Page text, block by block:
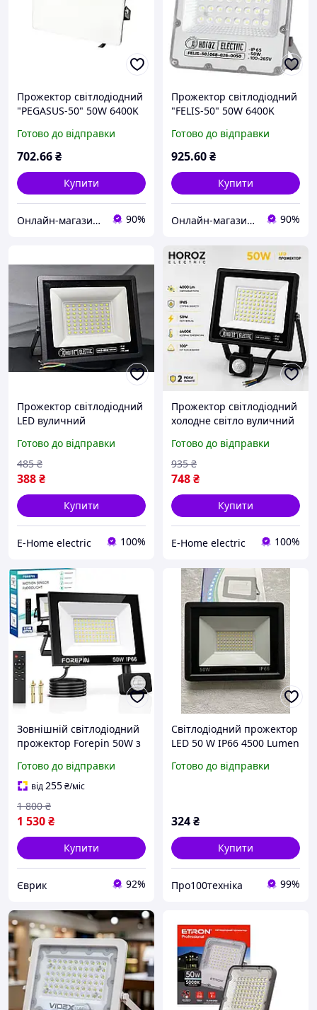
Прожектор світлодіодний
"PEGASUS-50" 50W 6400K
Готово до відправки
702.66₴
Купити
Онлайн-магазин "ЕлектроТепло" 90%
Прожектор світлодіодний
"FELIS-50" 50W 6400K
Готово до відправки
925.60₴
Купити
Онлайн-магазин "ЕлектроТепло" 90%
Прожектор світлодіодний
LED вуличний
холодне світло Horoz
Electric 50W 6400K
Готово до відправки
388₴
485 ₴
Купити
E-Home electric 100%
Прожектор світлодіодний
холодне світло вуличний
вологозахищений Horoz
Electric 50W 6400K
Готово до відправки
748₴
935 ₴
Купити
E-Home electric 100%
Зовнішній світлодіодний
прожектор Forepin 50W з
дистанційного керування
(IP66, 6500K)
Готово до відправки
від255₴/міс
1 530₴
1 800 ₴
Купити
Єврик 92%
Світлодіодний прожектор
LED 50 W IP66 4500 Lumen
Готово до відправки
324₴
Купити
Про100техніка 99%